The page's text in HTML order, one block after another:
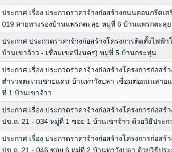
ประกาศ เรื่อง ประกวดราคาจ้างก่อสร้างถนนคอนกรีตเ
019 สายทางรองบ้านแพรกตะลุย หมู่ที่ 6 บ้านแพรกตะลุย
ประกาศ ประกวดราคาจ้างก่อสร้างโครงการติดตั้งไฟฟ้
บ้านเขาจ้าว - เชื่อมเขตบีงนคร) หมู่ที่ 5 บ้านกระทุ่น
ประกาศ เรื่อง ประกวดราคาจ้างก่อสร้างโครงการก่อส
ตำรวจตะเวนชายแดน บ้านท่าวังปลา เชื่อมต่อถนนสา
ที่ 1 บ้านเขาจ้าว
ประกาศ เรื่อง ประกาดราคาจ้างก่อสร้างโครงการก่อส
ปข.ถ. 21 - 034 หมู่ที่ 1 ซอย 1 บ้านเขาจ้าว ด้วยวิธีประก
ประกาศ เรื่อง ประกาดราคาจ้างก่อสร้างโครงการก่อส
ปข.ถ. 21 - 046 ซอย 6 หมู่ที่ 2 บ้านท่าวังปลา ด้วยวิธีปร